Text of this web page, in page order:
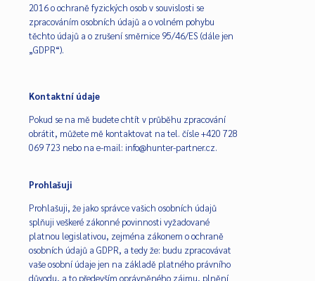
2016 o ochraně fyzických osob v souvislosti se
zpracováním osobních údajů a o volném pohybu
těchto údajů a o zrušení směrnice 95/46/ES (dále jen
„GDPR“).
Kontaktní údaje
Pokud se na mě budete chtít v průběhu zpracování
obrátit, můžete mě kontaktovat na tel. čísle +420 728
069 723 nebo na e-mail: info@hunter-partner.cz.
Prohlašuji
Prohlašuji, že jako správce vašich osobních údajů
splňuji veškeré zákonné povinnosti vyžadované
platnou legislativou, zejména zákonem o ochraně
osobních údajů a GDPR, a tedy že: budu zpracovávat
vaše osobní údaje jen na základě platného právního
důvodu, a to především oprávněného zájmu, plnění